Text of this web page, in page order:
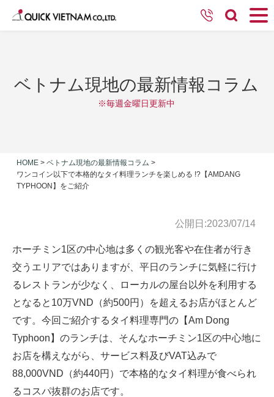
ベトナム現地の最新情報コラム
※毎週金曜日更新中
HOME > ベトナム現地の最新情報コラム >
ワンコイン以下で本格的なタイ料理ランチを楽しめる !?【AMDANG
TYPHOON】をご紹介
公開日:2023/07/14
ホーチミン1区の中心地は多くの観光客や在住者が行き
交うエリアではありますが、平日のランチに気軽に行け
るレストランが少なく、ローカルの屋台以外を利用する
となると10万VND（約500円）を超えるお店がほとんど
です。今回ご紹介するタイ料理専門の【Am Dong
Typhoon】のランチは、そんなホーチミン1区の中心地に
お店を構えながら、サービス料及びVAT込みで
88,000VND（約440円）で本格的なタイ料理が食べられ
るコスパ抜群のお店です。